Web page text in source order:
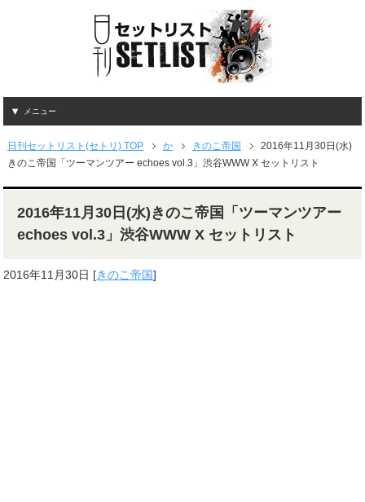
メニュー
日刊セットリスト(セトリ) TOP か きのこ帝国
2016年11月30日(水)
きのこ帝国「ツーマンツアー echoes vol.3」渋谷WWW X セットリスト
2016年11月30日(水)きのこ帝国「ツーマンツアー
echoes vol.3」渋谷WWW X セットリスト
2016年11月30日 [きのこ帝国]